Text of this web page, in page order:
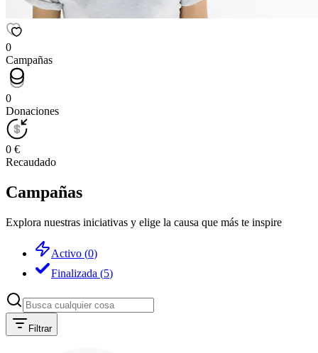
0
Campañas
0
Donaciones
0 €
Recaudado
Campañas
Explora nuestras iniciativas y elige la causa que más te inspire
Activo (0)
Finalizada (5)
Filtrar